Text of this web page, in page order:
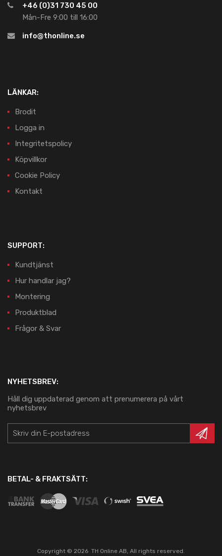
+46 (0)31 730 45 00
Mån-Fre 9:00 till 16:00
info@thonline.se
LÄNKAR:
Brodit
Logga in
Integritetspolicy
Köpvillkor
Cookie Policy
Kontakt
SUPPORT:
Kundtjänst
Hur handlar jag?
Montering
Produktblad
Frågor & Svar
NYHETSBREV:
Håll dig uppdaterad genom att prenumerera på vårt
nyhetsbrev
BETAL- & FRAKTSÄTT:
Copyright © 2026 TH Online AB, All rights reserved.